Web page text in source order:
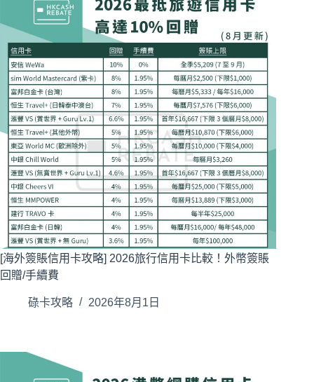
[海外簽賬信用卡攻略] 2026旅行信用卡比較！外幣簽賬
回贈/手續費
碌卡攻略 2026年8月1日